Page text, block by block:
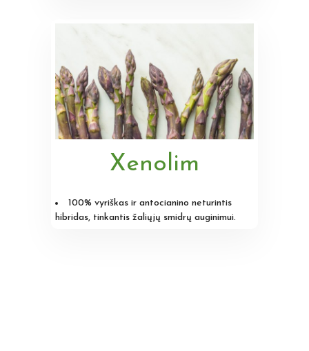
Xenolim
100% vyriškas ir antocianino neturintis
hibridas, tinkantis žaliųjų smidrų auginimui.